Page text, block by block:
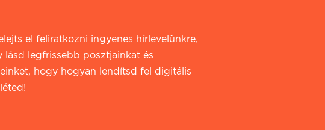
el feliratkozni ingyenes hírlevelünkre,
lásd legfrissebb posztjainkat és
hogy hogyan lendítsd fel digitális